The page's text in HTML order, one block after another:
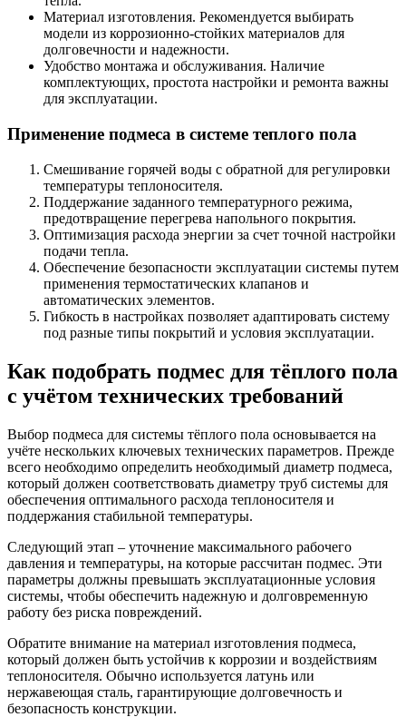
Материал изготовления. Рекомендуется выбирать
модели из коррозионно-стойких материалов для
долговечности и надежности.
Удобство монтажа и обслуживания. Наличие
комплектующих, простота настройки и ремонта важны
для эксплуатации.
Применение подмеса в системе теплого пола
Смешивание горячей воды с обратной для регулировки
температуры теплоносителя.
Поддержание заданного температурного режима,
предотвращение перегрева напольного покрытия.
Оптимизация расхода энергии за счет точной настройки
подачи тепла.
Обеспечение безопасности эксплуатации системы путем
применения термостатических клапанов и
автоматических элементов.
Гибкость в настройках позволяет адаптировать систему
под разные типы покрытий и условия эксплуатации.
Как подобрать подмес для тёплого пола
с учётом технических требований
Выбор подмеса для системы тёплого пола основывается на
учёте нескольких ключевых технических параметров. Прежде
всего необходимо определить необходимый диаметр подмеса,
который должен соответствовать диаметру труб системы для
обеспечения оптимального расхода теплоносителя и
поддержания стабильной температуры.
Следующий этап – уточнение максимального рабочего
давления и температуры, на которые рассчитан подмес. Эти
параметры должны превышать эксплуатационные условия
системы, чтобы обеспечить надежную и долговременную
работу без риска повреждений.
Обратите внимание на материал изготовления подмеса,
который должен быть устойчив к коррозии и воздействиям
теплоносителя. Обычно используется латунь или
нержавеющая сталь, гарантирующие долговечность и
безопасность конструкции.